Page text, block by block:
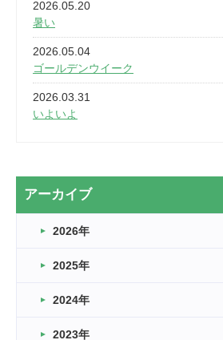
2026.05.20
暑い
2026.05.04
ゴールデンウイーク
2026.03.31
いよいよ
2026.03.20
なぎなた
2026.03.16
車いすバスケとRくんのお話
2026.03.14
アーカイブ
2026年
2025年
2024年
2023年